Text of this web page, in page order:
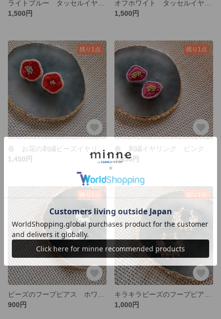
1,500円
1,500円
残り1点
春 お花の刺繍ビーズイヤリング 花見 梅
1,450円
残り1点
1,450円
残り1点
900円
残り1点
1,000円